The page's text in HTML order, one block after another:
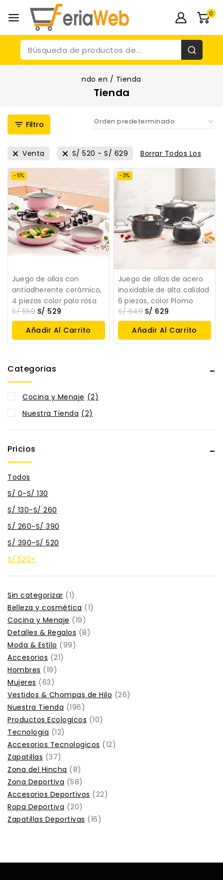
0
ndo en / Tienda
Tienda
Filtro
Venta S/ 520 - S/ 629 Borrar Todos Los
-5%
Juego de ollas con
antiadherente cerámico,
4 piezas color palo rosa
S/559 S/ 529
Añadir Al Carrito
-3%
Juego de ollas de acero
inoxidable de alta calidad
6 piezas, color Plomo
S/649 S/ 629
Añadir Al Carrito
Categorias
Cocina y Menaje (2)
Nuestra Tienda (2)
Pricios
Todos
S/ 0-S/ 130
S/ 130-S/ 260
S/ 260-S/ 390
S/ 390-S/ 520
S/ 520+
Sin categorizar
1
Belleza y cosmética
1
Cocina y Menaje
19
Detalles & Regalos
8
Moda & Estilo
99
Accesorios
21
Hombres
19
Mujeres
63
Vestidos & Chompas de Hilo
26
Nuestra Tienda
196
Productos Ecologicos
10
Tecnologia
12
Accesorios Tecnologicos
12
Zapatillas
37
Zona del Hincha
8
Zona Deportiva
58
Accesorios Deportivos
22
Ropa Deportiva
20
Zapatillas Deportivas
16